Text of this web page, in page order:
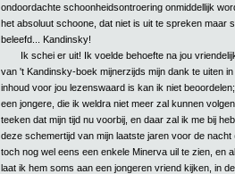
ondoordachte schoonheidsontroering onmiddellijk
het absoluut schoone, dat niet is uit te spreken maar
beleefd... Kandinsky!
Ik schei er uit! Ik voelde behoefte na jou
van 't Kandinsky-boek mijnerzijds mijn dank te uiten
inhoud voor jou lezenswaard is kan ik niet
een jongere, die ik weldra niet meer zal kunnen
teeken dat mijn tijd nu voorbij, en daar zal ik me bij
deze schemertijd van mijn laatste jaren voor de
toch nog wel eens een enkele Minerva uil te zien, en
laat ik hem soms aan een jongeren vriend kijken, in